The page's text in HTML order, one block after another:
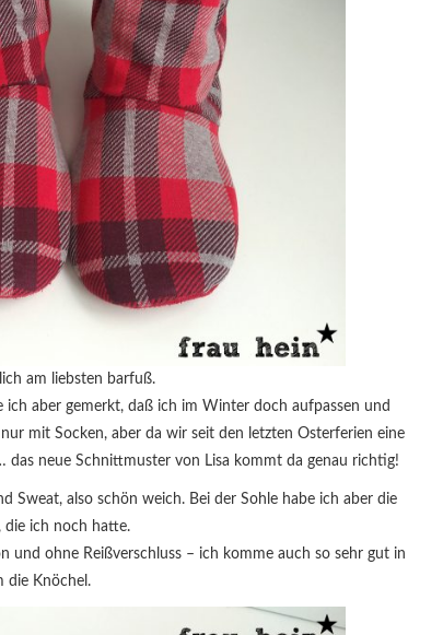
am liebsten barfuß.
ich aber gemerkt, daß ich im Winter doch aufpassen und
mit Socken, aber da wir seit den letzten Osterferien eine
das neue Schnittmuster von Lisa kommt da genau richtig!
Sweat, also schön weich. Bei der Sohle habe ich aber die
die ich noch hatte.
und ohne Reißverschluss – ich komme auch so sehr gut in
die Knöchel.